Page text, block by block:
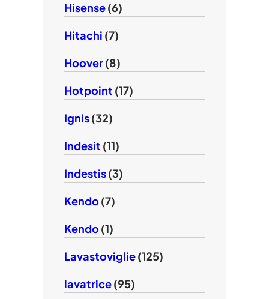
Hisense(6)
Hitachi (7)
Hoover(8)
Hotpoint (17)
Ignis(32)
Indesit (11)
Indestis(3)
Kendo(7)
Kendo(1)
Lavastoviglie(125)
lavatrice(95)